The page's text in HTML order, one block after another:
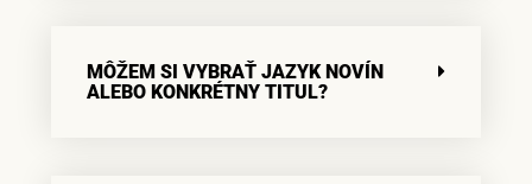
MÔŽEM SI VYBRAŤ JAZYK NOVÍN
ALEBO KONKRÉTNY TITUL?